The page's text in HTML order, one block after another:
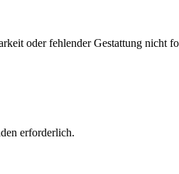
oder fehlender Gestattung nicht
erforderlich.